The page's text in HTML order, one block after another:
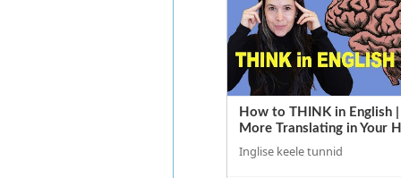
How to THINK in English
More Translating in Your
Inglise keele tunnid